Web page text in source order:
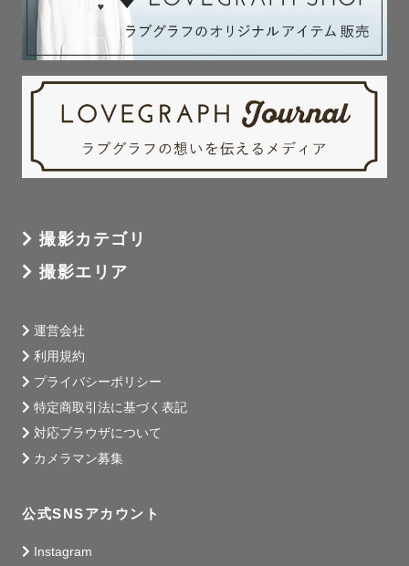
撮影カテゴリ
撮影エリア
運営会社
利用規約
プライバシーポリシー
特定商取引法に基づく表記
対応ブラウザについて
カメラマン募集
公式SNSアカウント
Instagram